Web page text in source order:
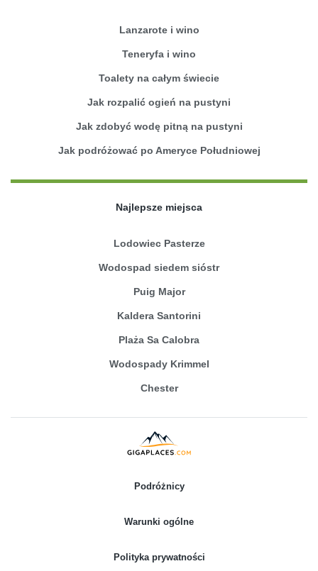
Lanzarote i wino
Teneryfa i wino
Toalety na całym świecie
Jak rozpalić ogień na pustyni
Jak zdobyć wodę pitną na pustyni
Jak podróżować po Ameryce Południowej
Najlepsze miejsca
Lodowiec Pasterze
Wodospad siedem sióstr
Puig Major
Kaldera Santorini
Plaża Sa Calobra
Wodospady Krimmel
Chester
Podróżnicy
Warunki ogólne
Polityka prywatności